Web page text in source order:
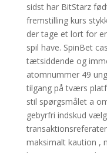
sidst har BitStarz
fremstilling kurs
der tage et lort for
spil have. SpinBet
tætsiddende og
atomnummer 49
tilgang ​​på tværs
stil spørgsmålet a
gebyrfri indskud
maksimalt kaution ,